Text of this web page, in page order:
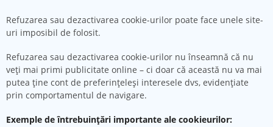
Refuzarea sau dezactivarea cookie-urilor poate face unele site-
uri imposibil de folosit.
Refuzarea sau dezactivarea cookie-urilor nu înseamnă că nu
veţi mai primi publicitate online – ci doar că această nu va mai
putea ţine cont de preferinţeleşi interesele dvs, evidenţiate
prin comportamentul de navigare.
Exemple de întrebuinţări importante ale cookieurilor: